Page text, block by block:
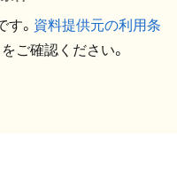
。 資料提供元の利用条
ご確認ください。